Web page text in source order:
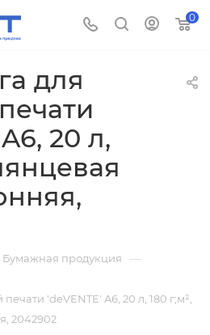
0
для
20 л,
Бумажная продукция —
'deVENTE' A6, 20 л, 180 г;м²,
2042902